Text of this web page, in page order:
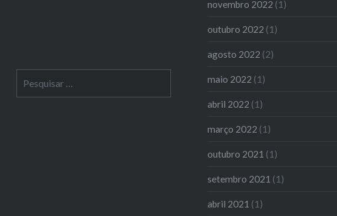
novembro 2022 (1)
outubro 2022 (1)
agosto 2022 (2)
maio 2022 (1)
abril 2022 (1)
março 2022 (1)
outubro 2021 (1)
setembro 2021 (1)
abril 2021 (1)
por: